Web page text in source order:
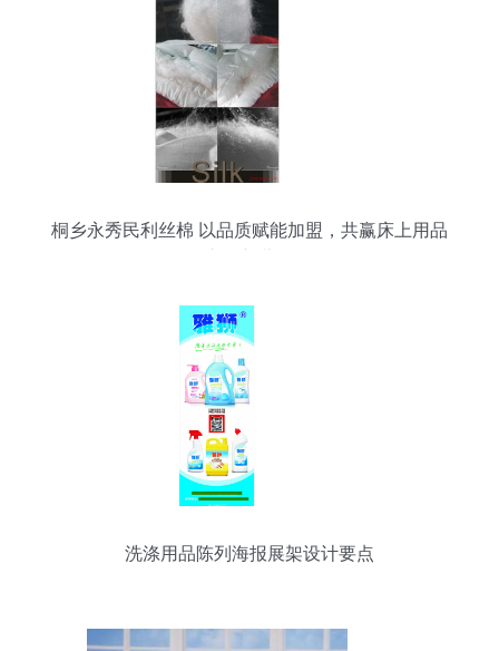
桐乡永秀民利丝棉 以品质赋能加盟，共赢床上用品
洗涤用品陈列海报展架设计要点